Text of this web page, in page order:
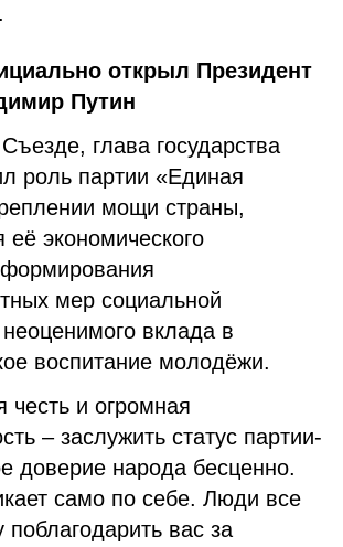
открыл Президент
Путин
глава государства
роль партии «Единая
мощи страны,
экономического
мер социальной
вклада в
воспитание молодёжи.
честь и огромная
– заслужить статус партии-
доверие народа бесценно.
само по себе. Люди все
поблагодарить вас за